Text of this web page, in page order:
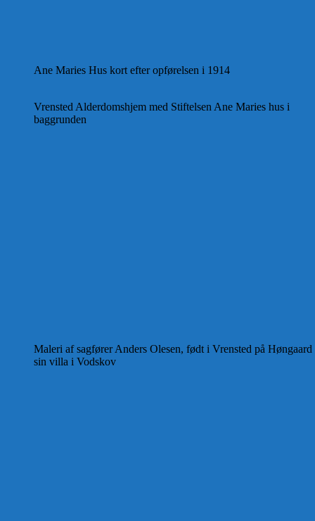
Ane Maries Hus kort efter opførelsen i 1914
Vrensted Alderdomshjem med Stiftelsen Ane Maries hus i
baggrunden
Maleri af sagfører Anders Olesen, født i Vrensted på
sin villa i Vodskov